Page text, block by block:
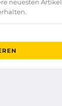
neuesten Artikel